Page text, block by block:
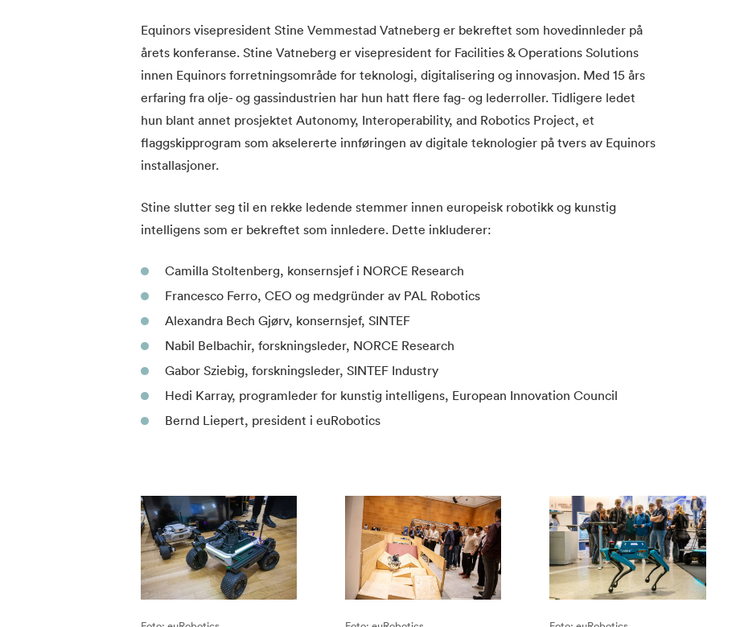
Equinors visepresident Stine Vemmestad Vatneberg er bekreftet som hovedinnleder på
årets konferanse. Stine Vatneberg er visepresident for Facilities & Operations Solutions
innen Equinors forretningsområde for teknologi, digitalisering og innovasjon. Med 15 års
erfaring fra olje- og gassindustrien har hun hatt flere fag- og lederroller. Tidligere ledet
hun blant annet prosjektet Autonomy, Interoperability, and Robotics Project, et
flaggskipprogram som akselererte innføringen av digitale teknologier på tvers av Equinors
installasjoner.
Stine slutter seg til en rekke ledende stemmer innen europeisk robotikk og kunstig
intelligens som er bekreftet som innledere. Dette inkluderer:
Camilla Stoltenberg, konsernsjef i NORCE Research
Francesco Ferro, CEO og medgründer av PAL Robotics
Alexandra Bech Gjørv, konsernsjef, SINTEF
Nabil Belbachir, forskningsleder, NORCE Research
Gabor Sziebig, forskningsleder, SINTEF Industry
Hedi Karray, programleder for kunstig intelligens, European Innovation Council
Bernd Liepert, president i euRobotics